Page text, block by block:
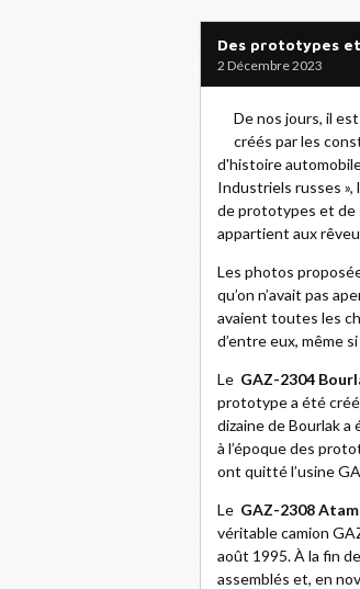
Des prototypes
2 Décembre 2023
De nos jours, il
créés par les
d'histoire
Industriels russes
de prototypes et de
appartient aux
Les photos
qu’on n’avait pas
avaient toutes les
d’entre eux, même
Le GAZ-2304
prototype a été créé
dizaine de Bourlak
à l’époque des
ont quitté l’usine
Le GAZ-2308
véritable camion
août 1995. À la fin
assemblés et, en